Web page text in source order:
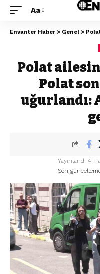
Aa
Envanter Haber > Genel > Polat
Polat
Polat
uğurlandı:
Son
Yayınlandı 4